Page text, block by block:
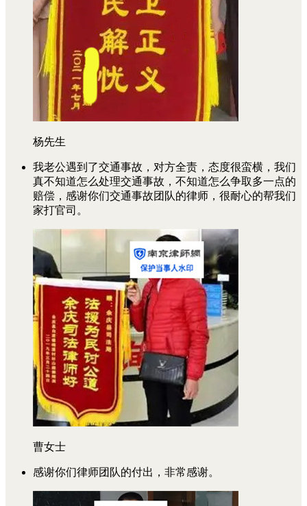
杨先生
我老公遇到了交通事故，对方全责，态度很蛮横，我们
真不知道怎么处理交通事故，不知道怎么争取多一点的
赔偿，感谢你们交通事故团队的律师，很耐心的帮我们
家打官司。
曹女士
感谢你们律师团队的付出，非常感谢。